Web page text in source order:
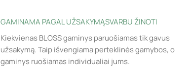
GAMINAMA PAGAL UŽSAKYMĄSVARBU ŽINOTI
Kiekvienas BLOSS gaminys paruošiamas tik gavus
užsakymą. Taip išvengiama perteklinės gamybos, o
gaminys ruošiamas individualiai jums.